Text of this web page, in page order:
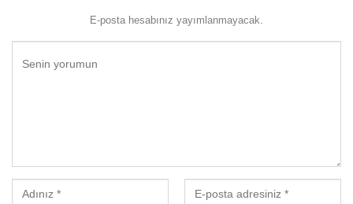
E-posta hesabınız yayımlanmayacak.